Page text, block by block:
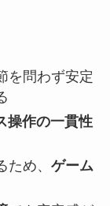
を問わず安定
操作の一貫性
ため、ゲーム